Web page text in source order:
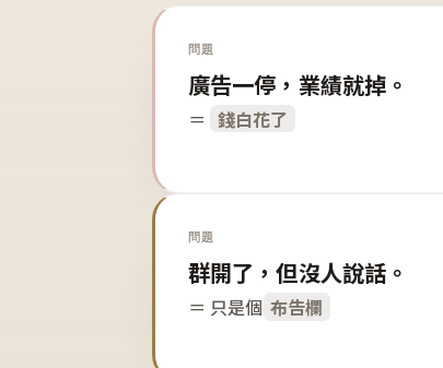
問題
廣告一停，業績就掉。
＝ 錢白花了
問題
群開了，但沒人說話。
＝ 只是個 布告欄